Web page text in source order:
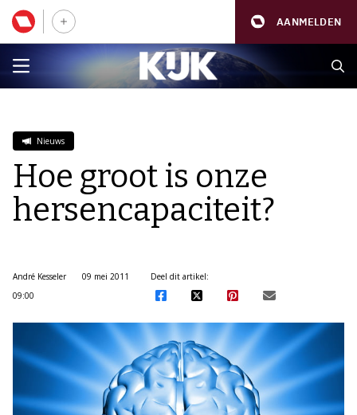
AANMELDEN
Nieuws
Hoe groot is onze
hersencapaciteit?
André Kesseler
09 mei 2011
09:00
Deel dit artikel: